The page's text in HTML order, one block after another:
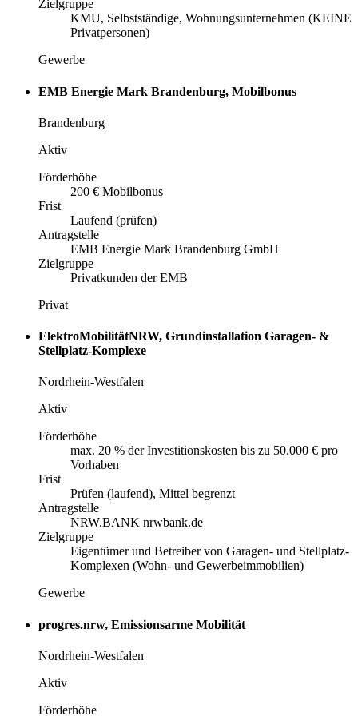
Zielgruppe
KMU, Selbstständige, Wohnungsunternehmen (KEINE
Privatpersonen)
Gewerbe
EMB Energie Mark Brandenburg, Mobilbonus
Brandenburg
Aktiv
Förderhöhe
200 € Mobilbonus
Frist
Laufend (prüfen)
Antragstelle
EMB Energie Mark Brandenburg GmbH
Zielgruppe
Privatkunden der EMB
Privat
ElektroMobilitätNRW, Grundinstallation Garagen- &
Stellplatz-Komplexe
Nordrhein-Westfalen
Aktiv
Förderhöhe
max. 20 % der Investitionskosten bis zu 50.000 € pro
Vorhaben
Frist
Prüfen (laufend), Mittel begrenzt
Antragstelle
NRW.BANK nrwbank.de
Zielgruppe
Eigentümer und Betreiber von Garagen- und Stellplatz-
Komplexen (Wohn- und Gewerbeimmobilien)
Gewerbe
progres.nrw, Emissionsarme Mobilität
Nordrhein-Westfalen
Aktiv
Förderhöhe